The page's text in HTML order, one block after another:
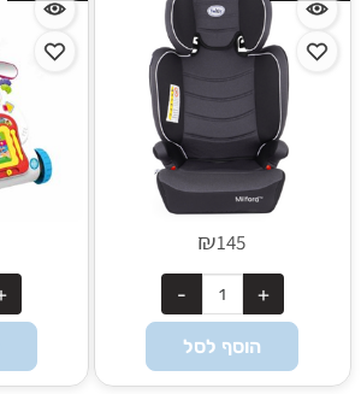
₪145
הוסף לסל